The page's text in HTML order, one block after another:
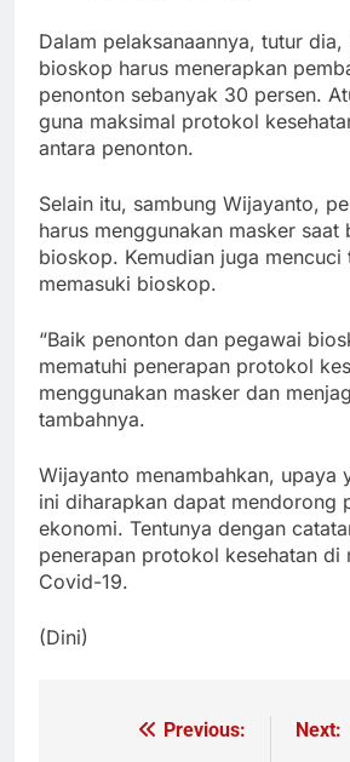
Dalam pelaksanaannya, tutur dia,
bioskop harus menerapkan
penonton sebanyak 30 persen.
guna maksimal protokol
antara penonton.
Selain itu, sambung Wijayanto,
harus menggunakan masker saat
bioskop. Kemudian juga mencuci
memasuki bioskop.
“Baik penonton dan pegawai
mematuhi penerapan protokol
menggunakan masker dan
tambahnya.
Wijayanto menambahkan, upaya
ini diharapkan dapat mendorong
ekonomi. Tentunya dengan
penerapan protokol kesehatan di
Covid-19.
(Dini)
NavigasiPrevious:
Next: